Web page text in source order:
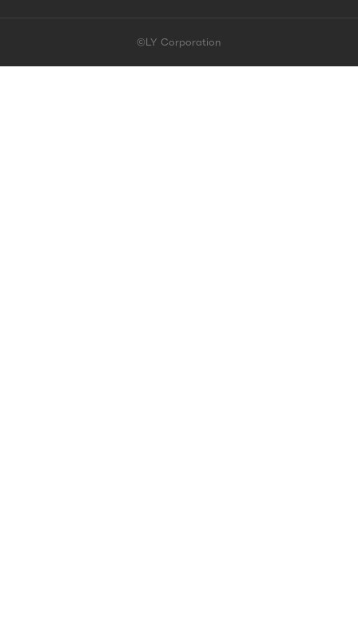
©LY Corporation
このコンテンツは掲載が終了しました | LINE占い